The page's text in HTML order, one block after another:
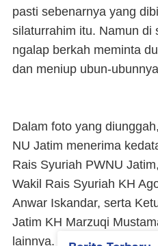
pasti sebenarnya yang
silaturrahim itu. Namun di
ngalap berkah meminta
dan meniup ubun-
Dalam foto yang
NU Jatim menerima
Rais Syuriah PWNU
Wakil Rais Syuriah KH
Anwar Iskandar, serta
Jatim KH Marzuqi
lainnya.